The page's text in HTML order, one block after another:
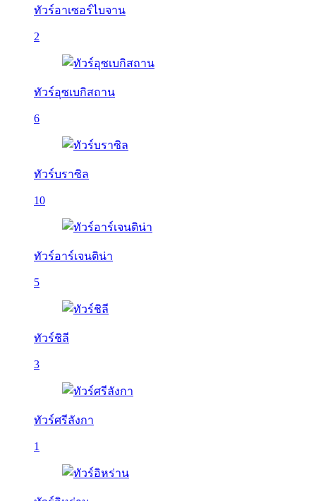
ทัวร์อาเซอร์ไบจาน
2
ทัวร์อุซเบกิสถาน
6
ทัวร์บราซิล
10
ทัวร์อาร์เจนติน่า
5
ทัวร์ชิลี
3
ทัวร์ศรีลังกา
1